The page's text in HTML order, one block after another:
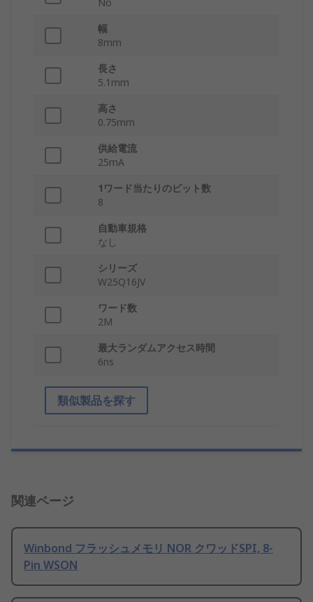
No
幅
8mm
長さ
5.1mm
高さ
0.75mm
供給電流
25mA
1ワード当たりのビット数
8
自動車規格
なし
シリーズ
W25Q16JV
ワード数
2M
最大ランダムアクセス時間
6ns
類似製品を探す
関連ページ
Winbond フラッシュメモリ NOR クワッドSPI, 8-
Pin WSON